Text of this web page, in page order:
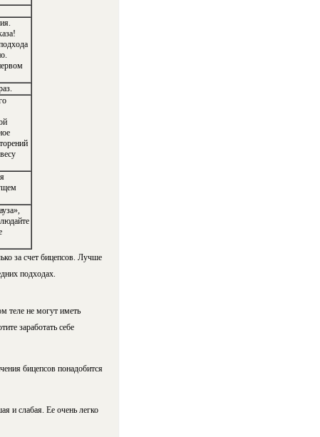
за счет бицепсов. Лучше
подходах.
теле не могут иметь
заработать себе
бицепсов понадобится
и слабая. Ее очень легко